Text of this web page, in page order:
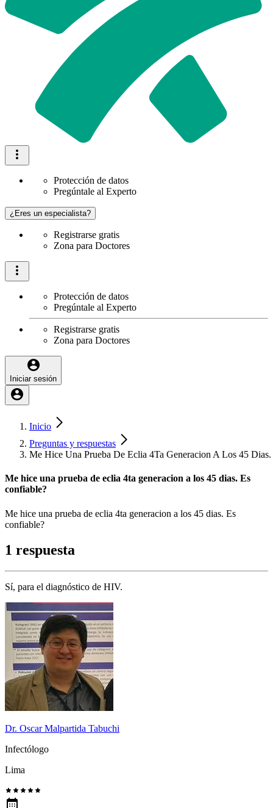
Protección de datos
Pregúntale al Experto
¿Eres un especialista?
Registrarse gratis
Zona para Doctores
Protección de datos
Pregúntale al Experto
Registrarse gratis
Zona para Doctores
Iniciar sesión
Inicio
Preguntas y respuestas
Me Hice Una Prueba De Eclia 4Ta Generacion A Los 45
Me hice una prueba de eclia 4ta generacion a los 45 dias. Es
confiable?
Me hice una prueba de eclia 4ta generacion a los 45 dias. Es
confiable?
1 respuesta
Sí, para el diagnóstico de HIV.
Dr. Oscar Malpartida Tabuchi
Infectólogo
Lima